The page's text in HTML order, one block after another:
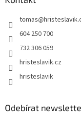
tomas@
604 250 700
732 306 059
hristeslavik.cz
hristeslavik
Odebírat